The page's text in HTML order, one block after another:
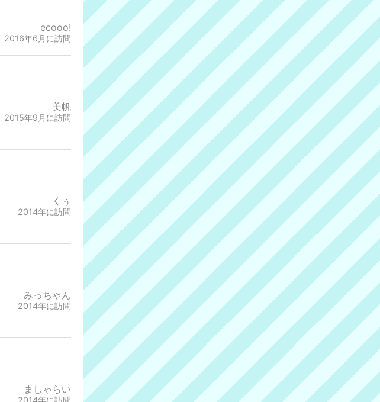
ecooo!
2016年6月に訪問
美帆
2015年9月に訪問
くぅ
2014年に訪問
みっちゃん
2014年に訪問
ましゃらい
2014年に訪問